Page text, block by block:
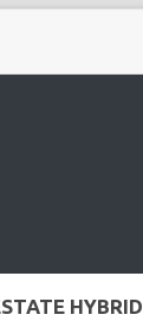
HYBRID